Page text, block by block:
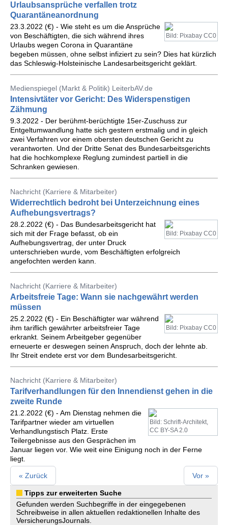
Urlaubsansprüche verfallen trotz
Quarantäneanordnung
Bild: Pixabay CC0
23.3.2022 (€) - Wie steht es um die Ansprüche
von Beschäftigten, die sich während ihres
Urlaubs wegen Corona in Quarantäne
begeben müssen, ohne selbst infiziert zu sein? Dies hat kürzlich
das Schleswig-Holsteinische Landesarbeitsgericht geklärt.
Medienspiegel (Markt & Politik) LeiterbAV.de
Intensivtäter vor Gericht: Des Widerspenstigen
Zähmung
9.3.2022 - Der berühmt-berüchtigte 15er-Zuschuss zur
Entgeltumwandlung hatte sich gestern erstmalig und in gleich
zwei Verfahren vor einem obersten deutschen Gericht zu
verantworten. Und der Dritte Senat des Bundesarbeitsgerichts
hat die hochkomplexe Reglung zumindest partiell in die
Schranken gewiesen.
Nachricht (Karriere & Mitarbeiter)
Widerrechtlich bedroht bei Unterzeichnung eines
Aufhebungsvertrags?
Bild: Pixabay CC0
28.2.2022 (€) - Das Bundesarbeitsgericht hat
sich mit der Frage befasst, ob ein
Aufhebungsvertrag, der unter Druck
unterschrieben wurde, vom Beschäftigten erfolgreich
angefochten werden kann.
Nachricht (Karriere & Mitarbeiter)
Arbeitsfreie Tage: Wann sie nachgewährt werden
müssen
Bild: Pixabay CC0
25.2.2022 (€) - Ein Beschäftigter war während
ihm tariflich gewährter arbeitsfreier Tage
erkrankt. Seinem Arbeitgeber gegenüber
erneuerte er deswegen seinen Anspruch, doch der lehnte ab.
Ihr Streit endete erst vor dem Bundesarbeitsgericht.
Nachricht (Karriere & Mitarbeiter)
Tarifverhandlungen für den Innendienst gehen in die
zweite Runde
Bild: Schrift-Architekt,
CC BY-SA 2.0
21.2.2022 (€) - Am Dienstag nehmen die
Tarifpartner wieder am virtuellen
Verhandlungstisch Platz. Erste
Teilergebnisse aus den Gesprächen im
Januar liegen vor. Wie weit eine Einigung noch in der Ferne
liegt.
« Zurück Vor »
Tipps zur erweiterten Suche
Gefunden werden Suchbegriffe in der eingegebenen
Schreibweise in allen aktuellen redaktionellen Inhalte des
VersicherungsJournals.